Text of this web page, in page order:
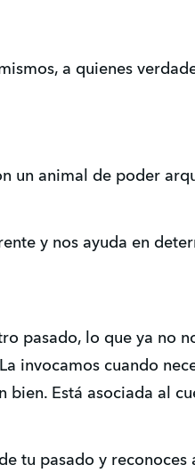
a quienes
un animal de poder
y nos ayuda en
pasado, lo que ya no
invocamos cuando
bien. Está asociada al
tu pasado y reconoces